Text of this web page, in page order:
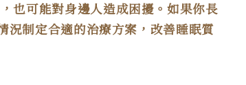
也可能對身邊人造成困擾。如果你長
況制定合適的治療方案，改善睡眠質